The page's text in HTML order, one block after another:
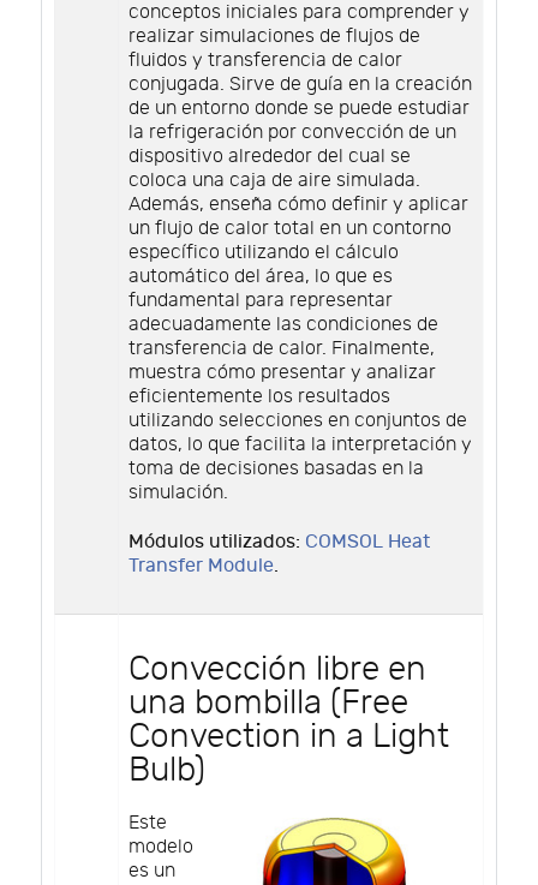
conceptos iniciales para comprender y
realizar simulaciones de flujos de
fluidos y transferencia de calor
conjugada. Sirve de guía en la creación
de un entorno donde se puede estudiar
la refrigeración por convección de un
dispositivo alrededor del cual se
coloca una caja de aire simulada.
Además, enseña cómo definir y aplicar
un flujo de calor total en un contorno
específico utilizando el cálculo
automático del área, lo que es
fundamental para representar
adecuadamente las condiciones de
transferencia de calor. Finalmente,
muestra cómo presentar y analizar
eficientemente los resultados
utilizando selecciones en conjuntos de
datos, lo que facilita la interpretación y
toma de decisiones basadas en la
simulación.
Módulos utilizados: COMSOL Heat
Transfer Module.
Convección libre en
una bombilla (Free
Convection in a Light
Bulb)
Este
modelo
es un